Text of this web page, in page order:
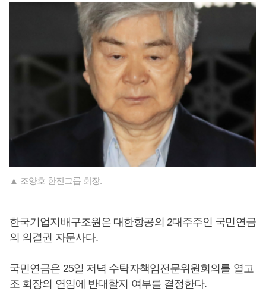
▲ 조양호 한진그룹 회장.
한국기업지배구조원은 대한항공의 2대주주인 국민연금
의 의결권 자문사다.
국민연금은 25일 저녁 수탁자책임전문위원회의를 열고
조 회장의 연임에 반대할지 여부를 결정한다.